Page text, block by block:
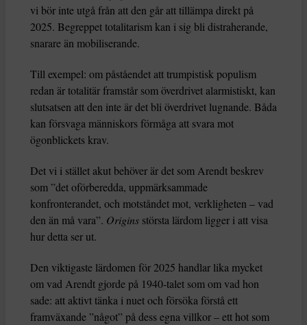
vi bör inte utgå från att den går att tillämpa direkt på
2025. Begreppet totalitarism kan i sig bli distraherande,
snarare än mobiliserande.
Till exempel: om påståendet att trumpistisk populism
redan är totalitär framstår som överdrivet alarmistiskt, kan
slutsatsen att den inte är det bli överdrivet lugnande. Båda
kan försvaga människors förmåga att svara mot
ögonblickets krav.
Det vi i stället akut behöver är det som Arendt beskrev
som ”det oförberedda, uppmärksammade
konfronterandet, och motståndet mot, verkligheten – vad
den än må vara”. Origins största lärdom ligger i att visa
hur detta ser ut.
Den viktigaste lärdomen för 2025 handlar lika mycket
om vad Arendt gjorde på 1940-talet som om vad hon
sade: att aktivt tänka i nuet och försöka förstå ett
framväxande ”något” på dess egna villkor – ett hot som